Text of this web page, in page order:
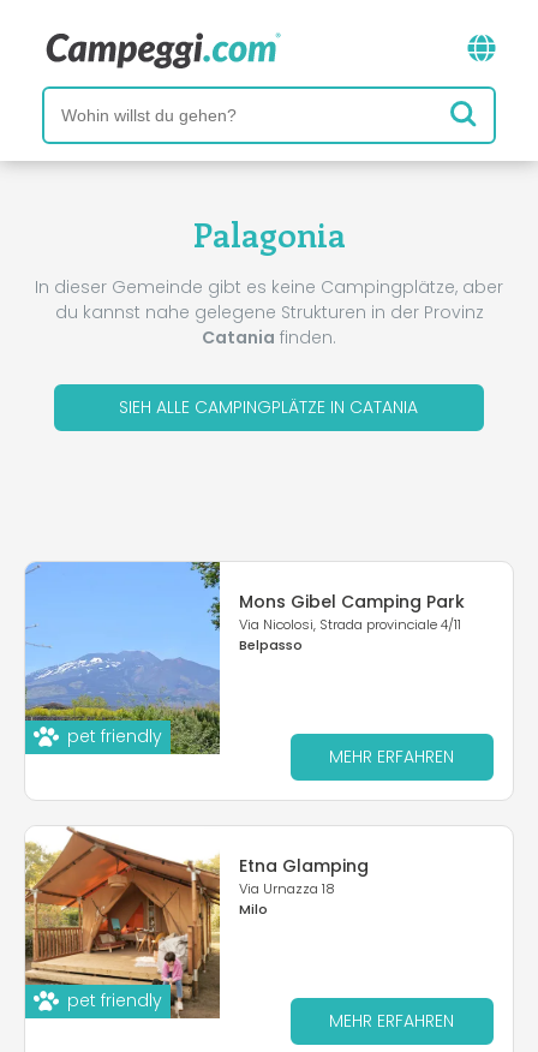
Palagonia
In dieser Gemeinde gibt es keine Campingplätze, aber
du kannst nahe gelegene Strukturen in der Provinz
Catania finden.
SIEH ALLE CAMPINGPLÄTZE IN CATANIA
pet friendly
Mons Gibel Camping Park
Via Nicolosi, Strada provinciale 4/11
Belpasso
MEHR ERFAHREN
pet friendly
Etna Glamping
Via Urnazza 18
Milo
MEHR ERFAHREN